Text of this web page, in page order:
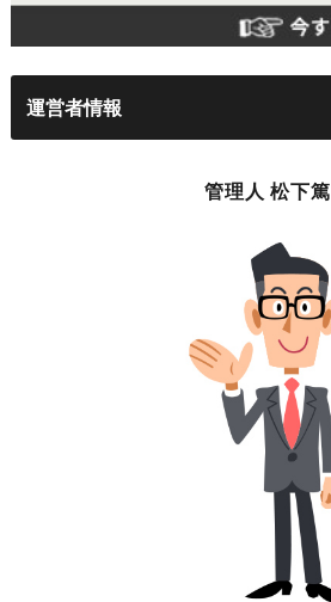
運営者情報
管理人 松下篤